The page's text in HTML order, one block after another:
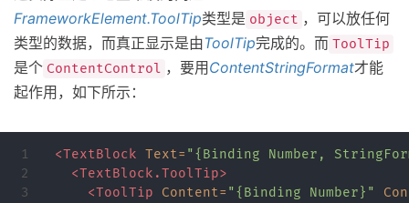
FrameworkElement.ToolTip类型是 object ，可以放任何
类型的数据，而真正显示是由ToolTip完成的。而 ToolTip
是个 ContentControl ，要用 ContentStringFormat才能
起作用，如下所示：
1
2
3
<TextBlock Text= "{Binding Number,
<TextBlock.ToolTip>
<ToolTip
Content= "{Binding Number}"